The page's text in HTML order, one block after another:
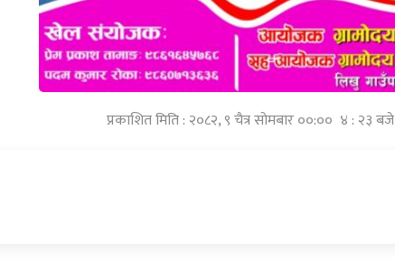
प्रकाशित मिति : २०८२, ९ चैत्र सोमबार ००:०० ४ : २३ बजे